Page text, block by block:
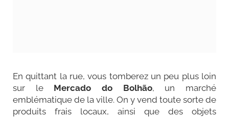
En quittant la rue, vous tomberez un peu plus loin
sur le Mercado do Bolhão, un marché
emblématique de la ville. On y vend toute sorte de
produits frais locaux, ainsi que des objets